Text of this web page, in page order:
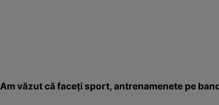
Am văzut că faceți sport, antrenamenete pe